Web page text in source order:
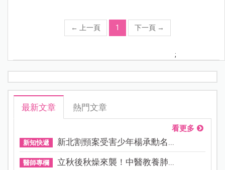
← 上一頁 1 下一頁 →
;
最新文章 熱門文章
看更多
新知快遞 新北割頸案受害少年楊承勳名...
醫師專欄 立秋後秋燥來襲！中醫教養肺...